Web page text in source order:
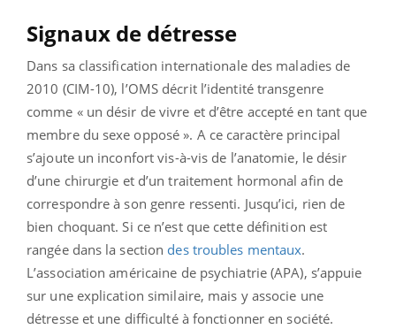
Signaux de détresse
Dans sa classification internationale des maladies de
2010 (CIM-10), l’OMS décrit l’identité transgenre
comme « un désir de vivre et d’être accepté en tant que
membre du sexe opposé ». A ce caractère principal
s’ajoute un inconfort vis-à-vis de l’anatomie, le désir
d’une chirurgie et d’un traitement hormonal afin de
correspondre à son genre ressenti. Jusqu’ici, rien de
bien choquant. Si ce n’est que cette définition est
rangée dans la section des troubles mentaux.
L’association américaine de psychiatrie (APA), s’appuie
sur une explication similaire, mais y associe une
détresse et une difficulté à fonctionner en société.